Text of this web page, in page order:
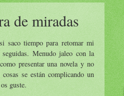
de miradas
saco tiempo para retomar mi
Menudo jaleo con la
presentar una novela y no
se están complicando un
guste.